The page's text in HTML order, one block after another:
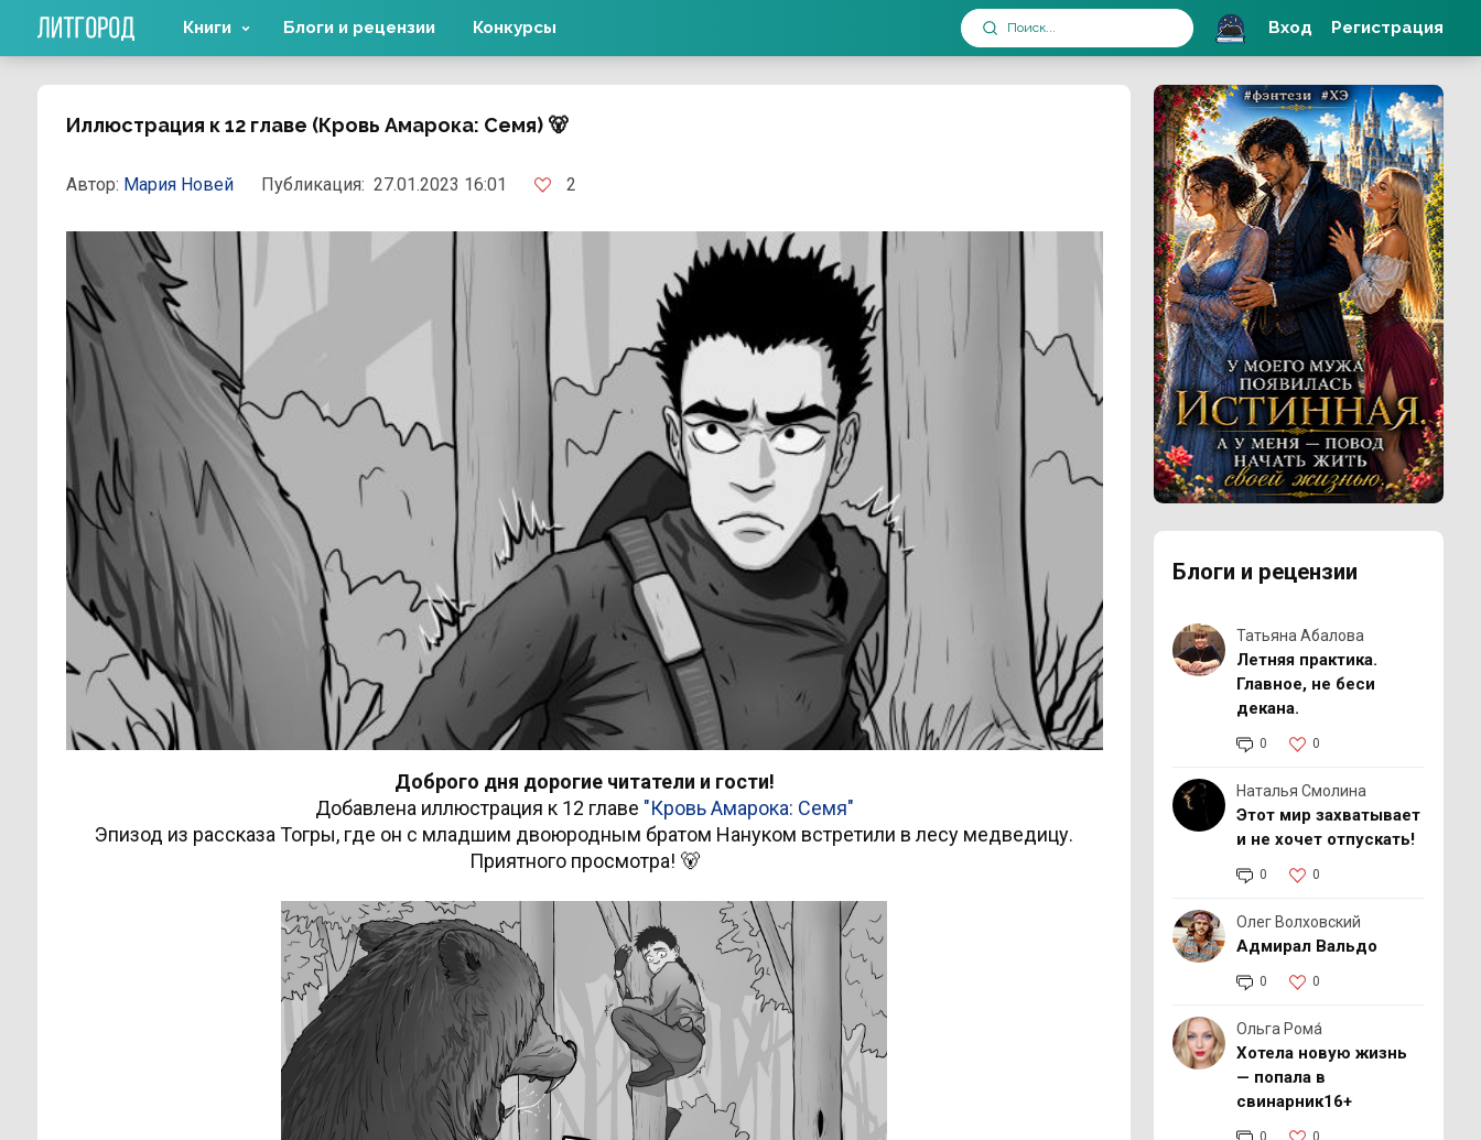
Иллюстрация к 12 главе (Кровь Амарока: Семя) 🐻
Автор: Мария Новей Публикация: 27.01.2023 16:01 2
Доброго дня дорогие читатели и гости!
Добавлена иллюстрация к 12 главе "Кровь Амарока: Семя"
Эпизод из рассказа Тогры, где он с младшим двоюродным братом Нануком встретили в лесу медведицу.
Приятного просмотра! 🐻
Блоги и рецензии
Татьяна Абалова
Летняя практика.
Главное, не беси
декана.
0 0
Наталья Смолина
Этот мир захватывает
и не хочет отпускать!
0 0
Олег Волховский
Адмирал Вальдо
0 0
Ольга Рома́
Хотела новую жизнь
— попала в
свинарник16+
0 0
Реклама 16+ АО «ЛитГород»
Книги Блоги и рецензии Конкурсы Вход Регистрация